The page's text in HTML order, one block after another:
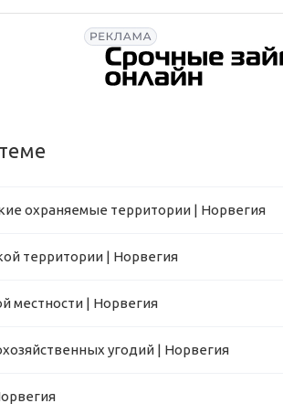
охраняемые территории | Норвегия
территории | Норвегия
местности | Норвегия
угодий | Норвегия